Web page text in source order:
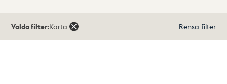
träffar
Valda filter:Karta Rensa filter